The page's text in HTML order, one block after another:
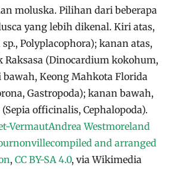
moluska. Pilihan dari beberapa
yang lebih dikenal. Kiri atas,
Polyplacophora); kanan atas,
(Dinocardium kokohum,
Keong Mahkota Florida
Gastropoda); kanan bawah,
officinalis, Cephalopoda).
VermautAndrea Westmoreland
and arranged
, CC BY-SA 4.0, via Wikimedia